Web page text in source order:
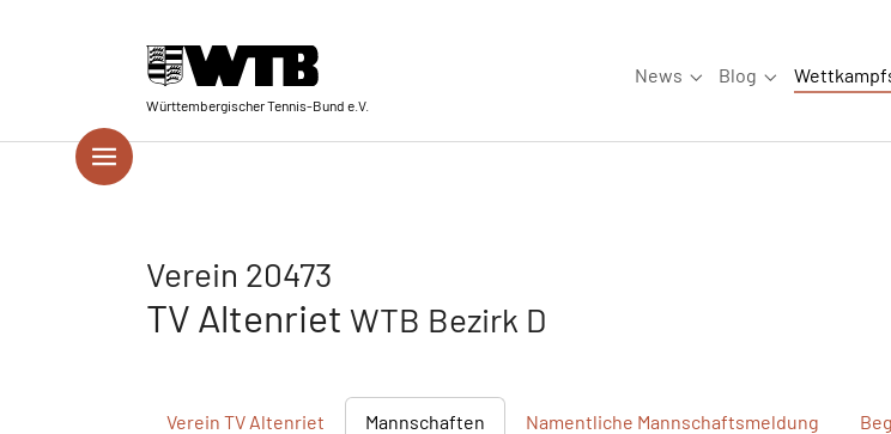
Württembergischer Tennis-Bund e.V.
News
Submenu for "News"
Blog
Submenu for
Verein 20473
TV Altenriet WTB Bezirk D
Verein TV Altenriet Mannschaften Namentliche Mannschaftsmeldung